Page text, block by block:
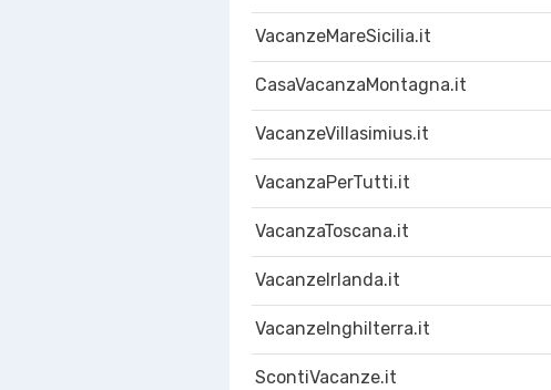
VacanzeMareSicilia.it
CasaVacanzaMontagna.it
VacanzeVillasimius.it
VacanzaPerTutti.it
VacanzaToscana.it
VacanzeIrlanda.it
VacanzeInghilterra.it
ScontiVacanze.it